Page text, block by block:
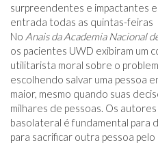
surpreendentes e impactantes
entrada todas as quintas-feiras
No Anais da Academia Nacional
os pacientes UWD exibiram um
utilitarista moral sobre o
escolhendo salvar uma pessoa
maior, mesmo quando suas
milhares de pessoas. Os
basolateral é fundamental para
para sacrificar outra pessoa pelo